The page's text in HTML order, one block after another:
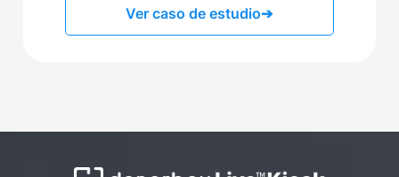
Ver caso de estudio➔